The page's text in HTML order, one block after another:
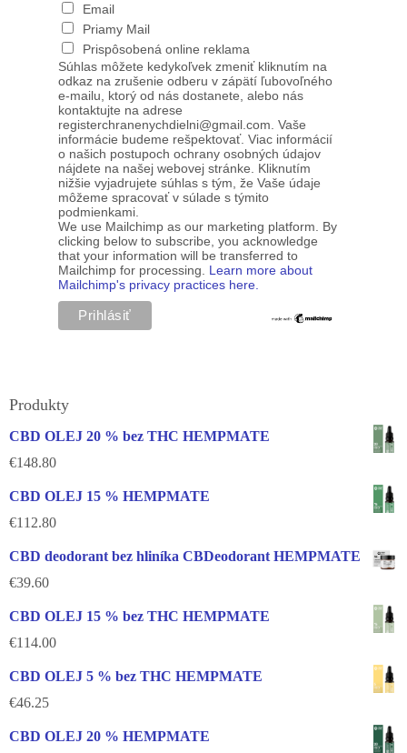
Email
Priamy Mail
Prispôsobená online reklama
Súhlas môžete kedykoľvek zmeniť kliknutím na
odkaz na zrušenie odberu v zápätí ľubovoľného
e-mailu, ktorý od nás dostanete, alebo nás
kontaktujte na adrese
registerchranenychdielni@gmail.com. Vaše
informácie budeme rešpektovať. Viac informácií
o našich postupoch ochrany osobných údajov
nájdete na našej webovej stránke. Kliknutím
nižšie vyjadrujete súhlas s tým, že Vaše údaje
môžeme spracovať v súlade s týmito
podmienkami.
We use Mailchimp as our marketing platform. By
clicking below to subscribe, you acknowledge
that your information will be transferred to
Mailchimp for processing. Learn more about
Mailchimp's privacy practices here.
Produkty
CBD OLEJ 20 % bez THC HEMPMATE
€148.80
CBD OLEJ 15 % HEMPMATE
€112.80
CBD deodorant bez hliníka CBDeodorant HEMPMATE
€39.60
CBD OLEJ 15 % bez THC HEMPMATE
€114.00
CBD OLEJ 5 % bez THC HEMPMATE
€46.25
CBD OLEJ 20 % HEMPMATE